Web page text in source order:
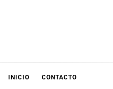
INICIO CONTACTO